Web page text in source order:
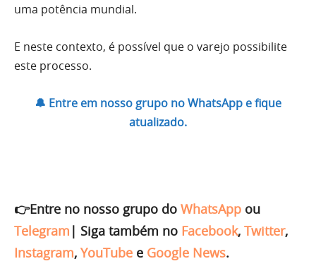
uma potência mundial.
E neste contexto, é possível que o varejo possibilite
este processo.
🔔 Entre em nosso grupo no WhatsApp e fique
atualizado.
👉Entre no nosso grupo do WhatsApp ou
Telegram | Siga também no Facebook, Twitter,
Instagram, YouTube e Google News.